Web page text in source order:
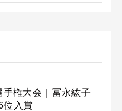
権大会｜冨永紘子
位入賞